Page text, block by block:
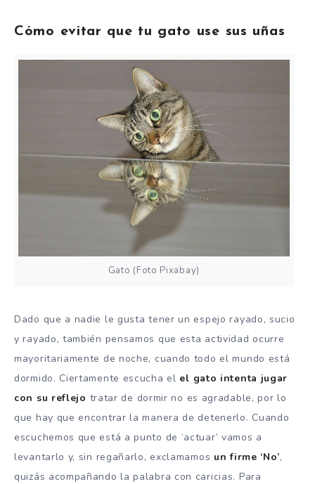
Cómo evitar que tu gato use sus uñas
Gato (Foto Pixabay)
Dado que a nadie le gusta tener un espejo rayado, sucio
y rayado, también pensamos que esta actividad ocurre
mayoritariamente de noche, cuando todo el mundo está
dormido. Ciertamente escucha el el gato intenta jugar
con su reflejo tratar de dormir no es agradable, por lo
que hay que encontrar la manera de detenerlo. Cuando
escuchemos que está a punto de ‘actuar’ vamos a
levantarlo y, sin regañarlo, exclamamos un firme ‘No’,
quizás acompañando la palabra con caricias. Para